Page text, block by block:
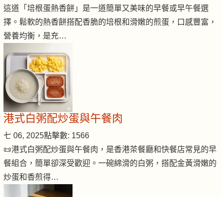
這道「培根蛋熱香餅」是一道簡單又美味的早餐或早午餐選
擇。鬆軟的熱香餅搭配香脆的培根和滑嫩的煎蛋，口感豐富，
營養均衡，是充…
港式白粥配炒蛋與午餐肉
七 06, 2025點擊數: 1566
📜港式白粥配炒蛋與午餐肉，是香港茶餐廳和快餐店常見的早
餐組合，簡單卻深受歡迎。一碗綿滑的白粥，搭配金黃滑嫩的
炒蛋和香煎得…